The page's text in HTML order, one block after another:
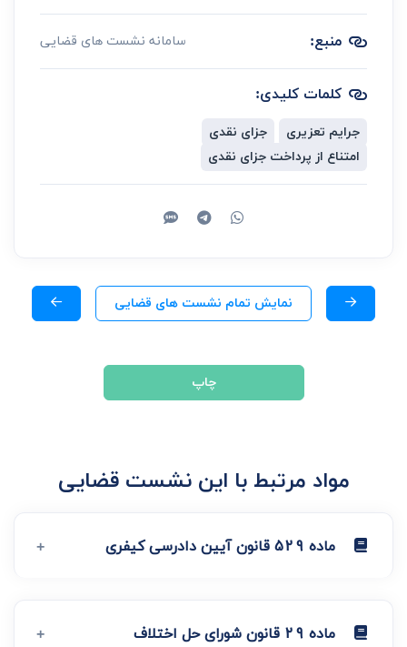
منبع: سامانه نشست های قضایی
کلمات کلیدی:
جرایم تعزیری
جزای نقدی
امتناع از پرداخت جزای نقدی
نمایش تمام نشست های قضایی
چاپ
مواد مرتبط با این نشست قضایی
ماده 529 قانون آیین دادرسی کیفری
ماده 29 قانون شورای حل اختلاف